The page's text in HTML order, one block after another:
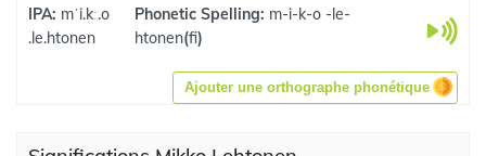
IPA: mˈi.kː.o
.le.htonen
Phonetic Spelling: m-i-k-o -le-
htonen(fi)
Ajouter une orthographe phonétique